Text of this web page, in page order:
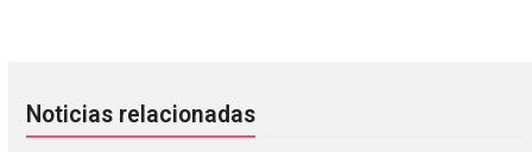
Noticias relacionadas